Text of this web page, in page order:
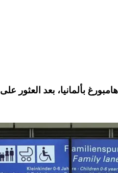
بألمانيا، بعد العثور على